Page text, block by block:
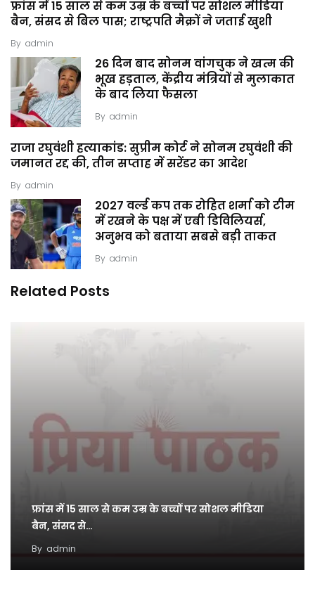
फ्रांस में 15 साल से कम उम्र के बच्चों पर सोशल मीडिया
बैन, संसद से बिल पास; राष्ट्रपति मैक्रों ने जताई खुशी
By admin
26 दिन बाद सोनम वांगचुक ने खत्म की
भूख हड़ताल, केंद्रीय मंत्रियों से मुलाकात
के बाद लिया फैसला
By admin
राजा रघुवंशी हत्याकांड: सुप्रीम कोर्ट ने सोनम रघुवंशी की
जमानत रद्द की, तीन सप्ताह में सरेंडर का आदेश
By admin
2027 वर्ल्ड कप तक रोहित शर्मा को टीम
में रखने के पक्ष में एबी डिविलियर्स,
अनुभव को बताया सबसे बड़ी ताकत
By admin
Related Posts
फ्रांस में 15 साल से कम उम्र के बच्चों पर सोशल मीडिया
बैन, संसद से…
By admin